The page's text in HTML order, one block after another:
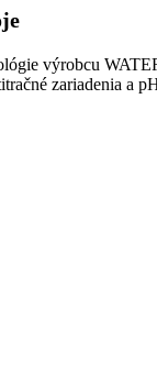
výrobcu
zariadenia a